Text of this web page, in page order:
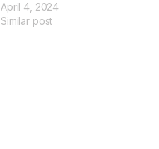
April 4, 2024
Similar post